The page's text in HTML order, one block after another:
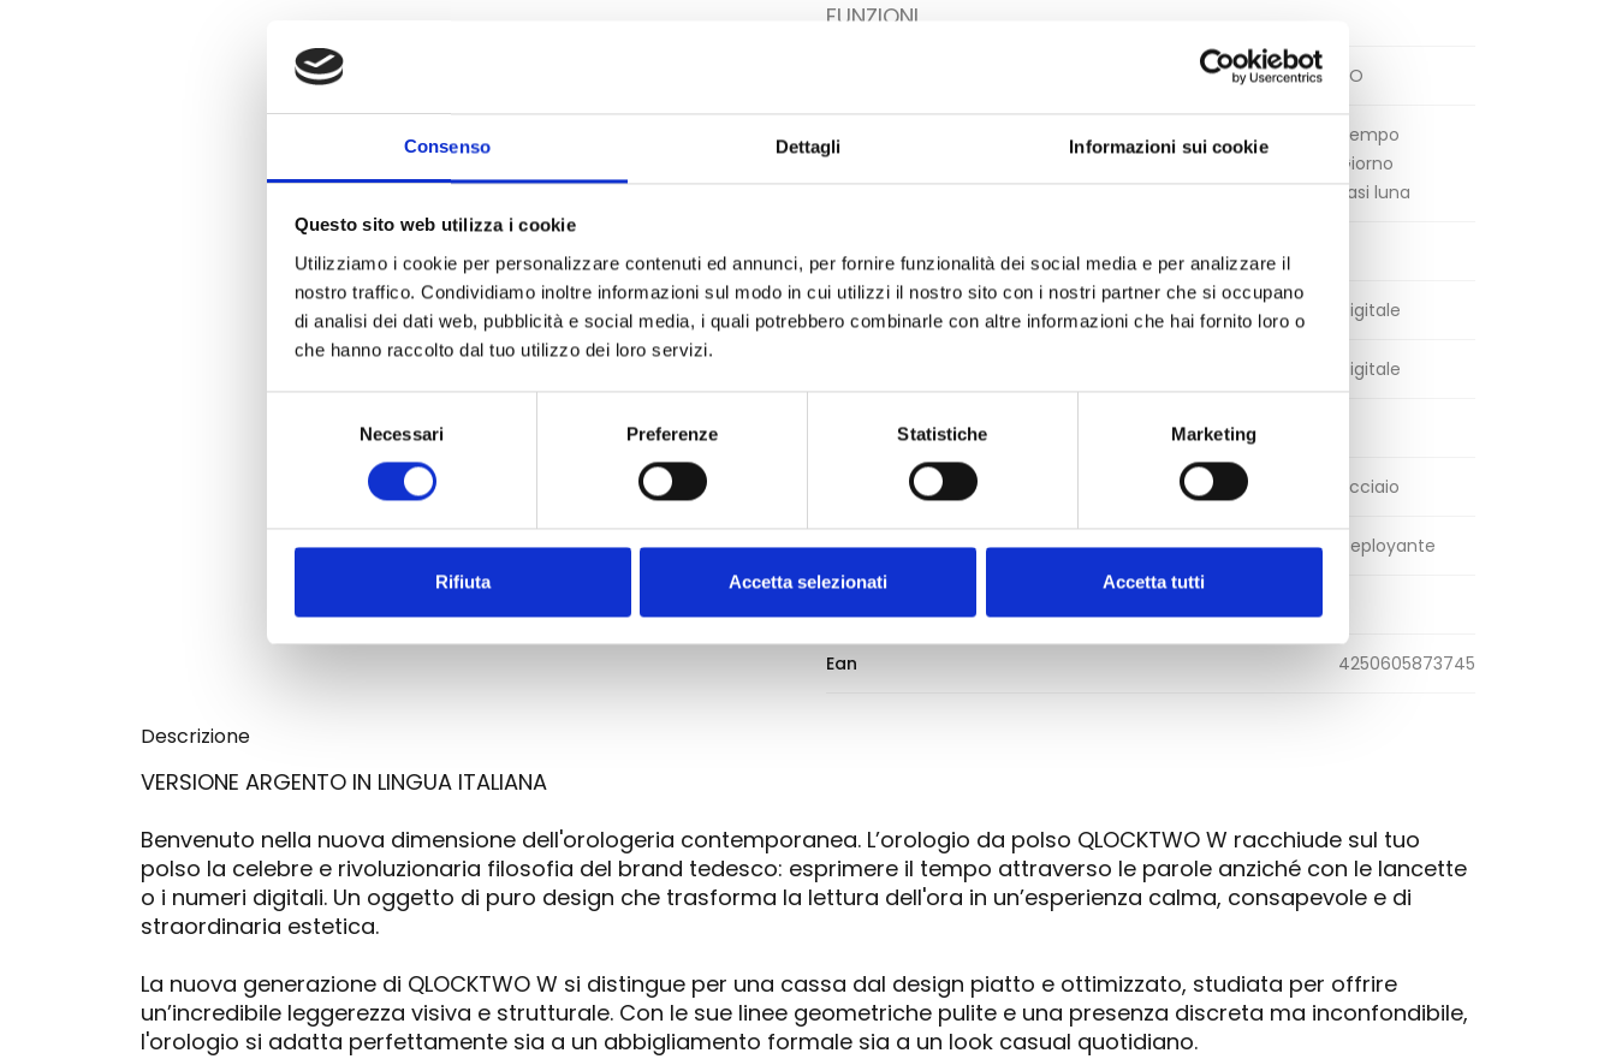
Consenso Dettagli Informazioni sui cookie
Questo sito web utilizza i cookie
Utilizziamo i cookie per personalizzare contenuti ed annunci, per fornire funzionalità dei social media e per analizzare il
nostro traffico. Condividiamo inoltre informazioni sul modo in cui utilizzi il nostro sito con i nostri partner che si occupano
di analisi dei dati web, pubblicità e social media, i quali potrebbero combinarle con altre informazioni che hai fornito loro o
che hanno raccolto dal tuo utilizzo dei loro servizi.
Necessari Preferenze Statistiche Marketing
Rifiuta Accetta selezionati Accetta tutti
FUNZIONI
NO
Funzioni
Tempo
Giorno
Fasi luna
QUADRANTE
Colore quadrante Digitale
Digitale
BRACCIALE
Materiale cinturino Acciaio
Tipo chiusura Deployante
Ean 4250605873745
Descrizione
VERSIONE ARGENTO IN LINGUA ITALIANA
Benvenuto nella nuova dimensione dell'orologeria contemporanea. L’orologio da polso QLOCKTWO W racchiude sul tuo
polso la celebre e rivoluzionaria filosofia del brand tedesco: esprimere il tempo attraverso le parole anziché con le lancette
o i numeri digitali. Un oggetto di puro design che trasforma la lettura dell'ora in un’esperienza calma, consapevole e di
straordinaria estetica.
La nuova generazione di QLOCKTWO W si distingue per una cassa dal design piatto e ottimizzato, studiata per offrire
un’incredibile leggerezza visiva e strutturale. Con le sue linee geometriche pulite e una presenza discreta ma inconfondibile,
l'orologio si adatta perfettamente sia a un abbigliamento formale sia a un look casual quotidiano.